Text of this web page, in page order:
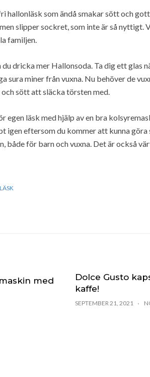
hallonläsk som ändå smakar sött och
slipper sockret, som inte är så nyttigt.
familjen.
dricka mer Hallonsoda. Ta dig ett glas
sura miner från vuxna. Nu behöver de
sött att släcka törsten med.
egen läsk med hjälp av en bra
igen eftersom du kommer att kunna
både för barn och vuxna. Det är också
med
Dolce Gusto
kaffe!
SEPTEMBER 21, 2021